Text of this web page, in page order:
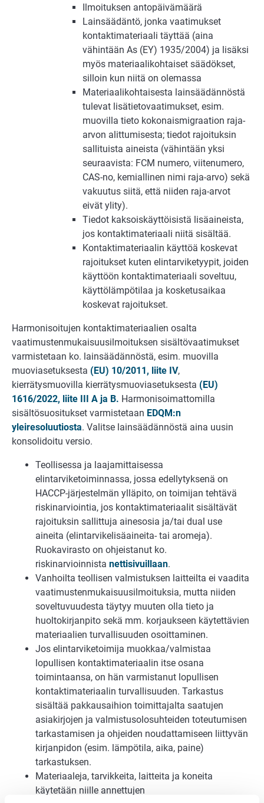
Ilmoituksen antopäivämäärä
Lainsäädäntö, jonka vaatimukset
kontaktimateriaali täyttää (aina
vähintään As (EY) 1935/2004) ja lisäksi
myös materiaalikohtaiset säädökset,
silloin kun niitä on olemassa
Materiaalikohtaisesta lainsäädännöstä
tulevat lisätietovaatimukset, esim.
muovilla tieto kokonaismigraation raja-
arvon alittumisesta; tiedot rajoituksin
sallituista aineista (vähintään yksi
seuraavista: FCM numero, viitenumero,
CAS-no, kemiallinen nimi raja-arvo) sekä
vakuutus siitä, että niiden raja-arvot
eivät ylity).
Tiedot kaksoiskäyttöisistä lisäaineista,
jos kontaktimateriaali niitä sisältää.
Kontaktimateriaalin käyttöä koskevat
rajoitukset kuten elintarviketyypit, joiden
käyttöön kontaktimateriaali soveltuu,
käyttölämpötilaa ja kosketusaikaa
koskevat rajoitukset.
Harmonisoitujen kontaktimateriaalien osalta
vaatimustenmukaisuusilmoituksen sisältövaatimukset
varmistetaan ko. lainsäädännöstä, esim. muovilla
muoviasetuksesta (EU) 10/2011, liite IV,
kierrätysmuovilla kierrätysmuoviasetuksesta (EU)
1616/2022, liite III A ja B. Harmonisoimattomilla
sisältösuositukset varmistetaan EDQM:n
yleiresoluutiosta. Valitse lainsäädännöstä aina uusin
konsolidoitu versio.
Teollisessa ja laajamittaisessa
elintarviketoiminnassa, jossa edellytyksenä on
HACCP-järjestelmän ylläpito, on toimijan tehtävä
riskinarviointia, jos kontaktimateriaalit sisältävät
rajoituksin sallittuja ainesosia ja/tai dual use
aineita (elintarvikelisäaineita- tai aromeja).
Ruokavirasto on ohjeistanut ko.
riskinarvioinnista nettisivuillaan.
Vanhoilta teollisen valmistuksen laitteilta ei vaadita
vaatimustenmukaisuusilmoituksia, mutta niiden
soveltuvuudesta täytyy muuten olla tieto ja
huoltokirjanpito sekä mm. korjaukseen käytettävien
materiaalien turvallisuuden osoittaminen.
Jos elintarviketoimija muokkaa/valmistaa
lopullisen kontaktimateriaalin itse osana
toimintaansa, on hän varmistanut lopullisen
kontaktimateriaalin turvallisuuden. Tarkastus
sisältää pakkausaihion toimittajalta saatujen
asiakirjojen ja valmistusolosuhteiden toteutumisen
tarkastamisen ja ohjeiden noudattamiseen liittyvän
kirjanpidon (esim. lämpötila, aika, paine)
tarkastuksen.
Materiaaleja, tarvikkeita, laitteita ja koneita
käytetään niille annettujen